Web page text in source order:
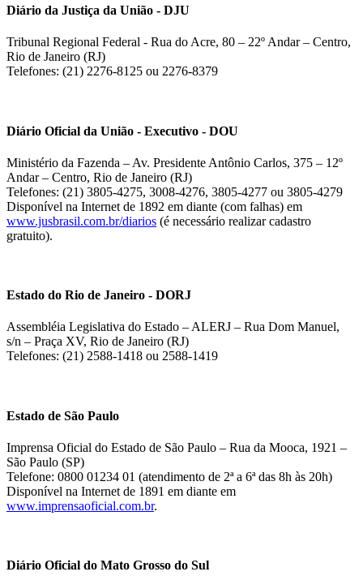
Diário da Justiça da União - DJU
Tribunal Regional Federal - Rua do Acre, 80 – 22º Andar – Centro,
Rio de Janeiro (RJ)
Telefones: (21) 2276-8125 ou 2276-8379
Diário Oficial da União - Executivo - DOU
Ministério da Fazenda – Av. Presidente Antônio Carlos, 375 – 12º
Andar – Centro, Rio de Janeiro (RJ)
Telefones: (21) 3805-4275, 3008-4276, 3805-4277 ou 3805-4279
Disponível na Internet de 1892 em diante (com falhas) em
www.jusbrasil.com.br/diarios (é necessário realizar cadastro
gratuito).
Estado do Rio de Janeiro - DORJ
Assembléia Legislativa do Estado – ALERJ – Rua Dom Manuel,
s/n – Praça XV, Rio de Janeiro (RJ)
Telefones: (21) 2588-1418 ou 2588-1419
Estado de São Paulo
Imprensa Oficial do Estado de São Paulo – Rua da Mooca, 1921 –
São Paulo (SP)
Telefone: 0800 01234 01 (atendimento de 2ª a 6ª das 8h às 20h)
Disponível na Internet de 1891 em diante em
www.imprensaoficial.com.br.
Diário Oficial do Mato Grosso do Sul